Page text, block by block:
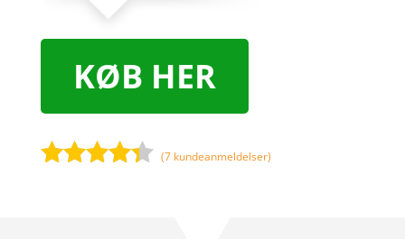
KØB HER
(7 kundeanmeldelser)